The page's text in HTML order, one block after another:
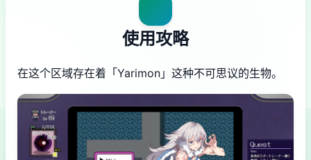
使用攻略
在这个区域存在着「Yarimon」这种不可思议的生物。